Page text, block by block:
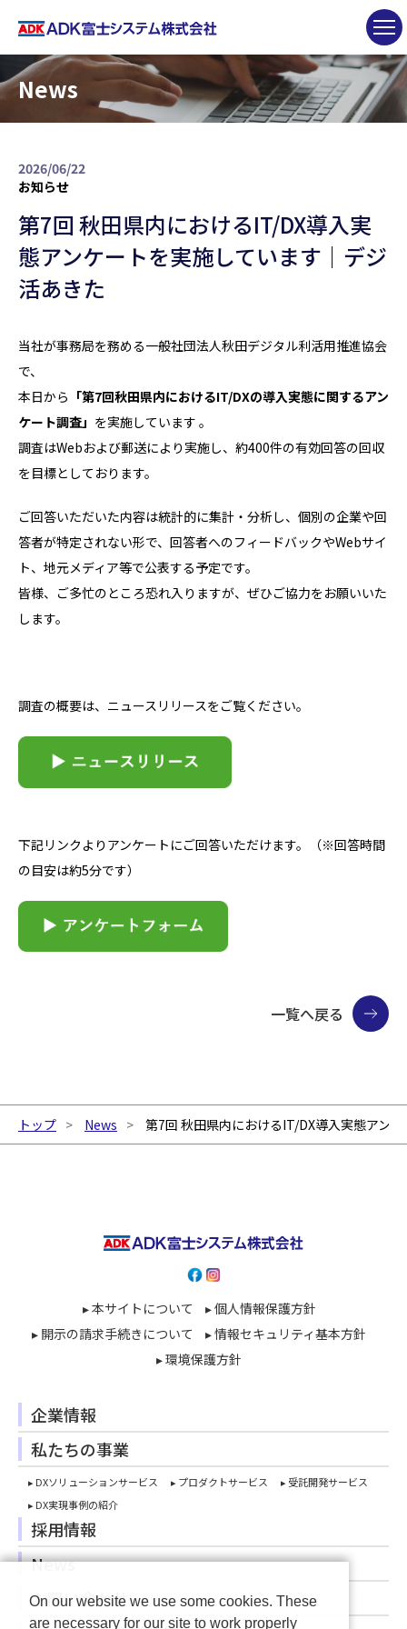
News
2026/06/22
お知らせ
第7回 秋田県内におけるIT/DX導入実
態アンケートを実施しています｜デジ
活あきた
当社が事務局を務める一般社団法人秋田デジタル利活用推進協会
で、
本日から 「第7回秋田県内におけるIT/DXの導入実態に関するアン
ケート調査」 を実施しています 。
調査はWebおよび郵送により実施し、約400件の有効回答の回収
を目標としております。
ご回答いただいた内容は統計的に集計・分析し、個別の企業や回
答者が特定されない形で、回答者へのフィードバックやWebサイ
ト、地元メディア等で公表する予定です。
皆様、 ご多忙のところ恐れ入りますが、ぜひご協力をお願いいた
します。
調査の概要は、ニュースリリースをご覧ください。
下記リンクよりアンケートにご回答いただけます。（※回答時間
の目安は約5分です）
一覧へ戻る
トップ News 第7回 秋田県内におけるIT/DX導入実態アン
▸ 本サイトについて
▸ 個人情報保護方針
▸ 開示の請求手続きについて
▸ 情報セキュリティ基本方針
▸ 環境保護方針
企業情報
私たちの事業
▸ DXソリューションサービス ▸ プロダクトサービス
▸ 受託開発サービス
▸ DX実現事例の紹介
採用情報
News
お問い合わせ
On our website we use some cookies. These
are necessary for our site to work properly